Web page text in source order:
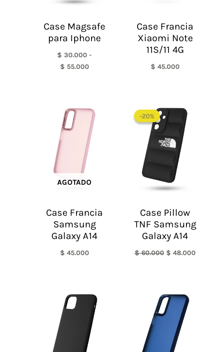
Case Magsafe
para Iphone
$ 30.000 -
$ 55.000
Case Francia
Xiaomi Note
11S/11 4G
$ 45.000
AGOTADO
Case Francia
Samsung
Galaxy A14
$ 45.000
-20%
-20%
Case Pillow
TNF Samsung
Galaxy A14
$60.000
precio
original
era:
$ 60.000.
$ 48.000